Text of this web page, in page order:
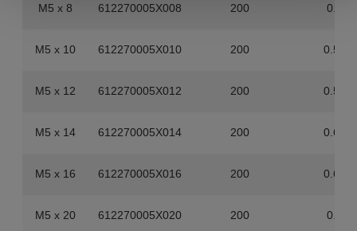
M5 x 8 612270005X008 200 0.5
M5 x 10 612270005X010 200 0.54
M5 x 12 612270005X012 200 0.58
M5 x 14 612270005X014 200 0.64
M5 x 16 612270005X016 200 0.68
M5 x 20 612270005X020 200 0.8